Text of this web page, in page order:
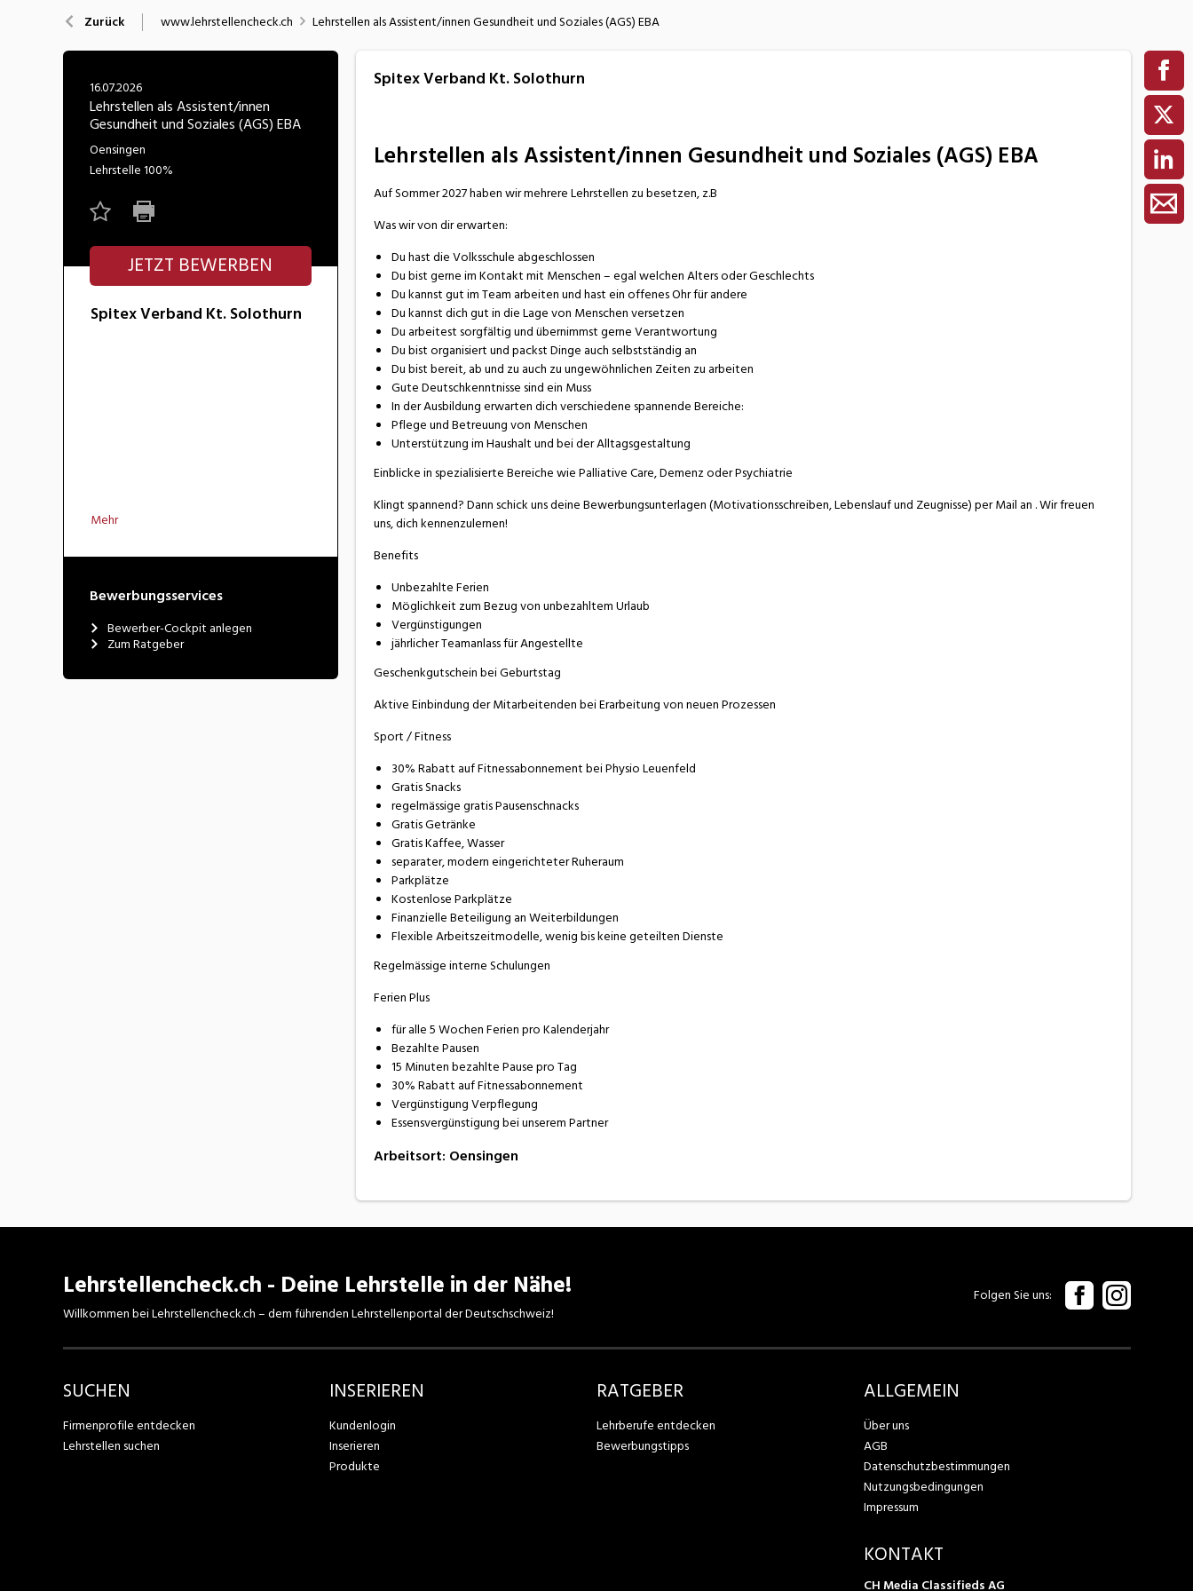
Nahrung
Wirtschaft/Verwaltung
Zurück www.lehrstellencheck.ch Lehrstellen als Assistent/innen Gesundheit und Soziales (AGS) EBA
16.07.2026
Lehrstellen als Assistent/innen
Gesundheit und Soziales (AGS) EBA
Oensingen
Lehrstelle100%
JETZT BEWERBEN
Spitex Verband Kt. Solothurn
Mehr
Bewerbungsservices
Bewerber-Cockpit anlegen
Zum Ratgeber
Spitex Verband Kt. Solothurn
Lehrstellen als Assistent/innen Gesundheit und Soziales (AGS) EBA
Auf Sommer 2027 haben wir mehrere Lehrstellen zu besetzen, z.B
Was wir von dir erwarten:
Du hast die Volksschule abgeschlossen
Du bist gerne im Kontakt mit Menschen – egal welchen Alters oder Geschlechts
Du kannst gut im Team arbeiten und hast ein offenes Ohr für andere
Du kannst dich gut in die Lage von Menschen versetzen
Du arbeitest sorgfältig und übernimmst gerne Verantwortung
Du bist organisiert und packst Dinge auch selbstständig an
Du bist bereit, ab und zu auch zu ungewöhnlichen Zeiten zu arbeiten
Gute Deutschkenntnisse sind ein Muss
In der Ausbildung erwarten dich verschiedene spannende Bereiche:
Pflege und Betreuung von Menschen
Unterstützung im Haushalt und bei der Alltagsgestaltung
Einblicke in spezialisierte Bereiche wie Palliative Care, Demenz oder Psychiatrie
Klingt spannend? Dann schick uns deine Bewerbungsunterlagen (Motivationsschreiben, Lebenslauf und Zeugnisse) per Mail an . Wir freuen
uns, dich kennenzulernen!
Benefits
Unbezahlte Ferien
Möglichkeit zum Bezug von unbezahltem Urlaub
Vergünstigungen
jährlicher Teamanlass für Angestellte
Geschenkgutschein bei Geburtstag
Aktive Einbindung der Mitarbeitenden bei Erarbeitung von neuen Prozessen
Sport / Fitness
30% Rabatt auf Fitnessabonnement bei Physio Leuenfeld
Gratis Snacks
regelmässige gratis Pausenschnacks
Gratis Getränke
Gratis Kaffee, Wasser
separater, modern eingerichteter Ruheraum
Parkplätze
Kostenlose Parkplätze
Finanzielle Beteiligung an Weiterbildungen
Flexible Arbeitszeitmodelle, wenig bis keine geteilten Dienste
Regelmässige interne Schulungen
Ferien Plus
für alle 5 Wochen Ferien pro Kalenderjahr
Bezahlte Pausen
15 Minuten bezahlte Pause pro Tag
30% Rabatt auf Fitnessabonnement
Vergünstigung Verpflegung
Essensvergünstigung bei unserem Partner
Arbeitsort: Oensingen
Lehrstellencheck.ch - Deine Lehrstelle in der Nähe!
Willkommen bei Lehrstellencheck.ch – dem führenden Lehrstellenportal der Deutschschweiz!
Folgen Sie uns
SUCHEN
Firmenprofile entdecken
Lehrstellen suchen
INSERIEREN
Kundenlogin
Inserieren
Produkte
RATGEBER
Lehrberufe entdecken
Bewerbungstipps
ALLGEMEIN
Über uns
AGB
Datenschutzbestimmungen
Nutzungsbedingungen
Impressum
KONTAKT
CH Media Classifieds AG